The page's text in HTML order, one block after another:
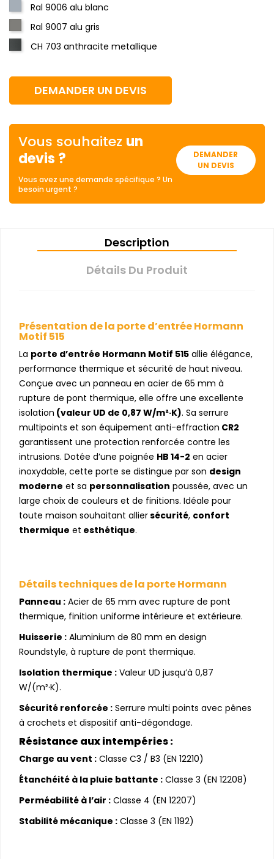
Ral 9006 alu blanc
Ral 9007 alu gris
CH 703 anthracite metallique
DEMANDER UN DEVIS
Vous souhaitez un
devis ?
Vous avez une demande spécifique ? Un
besoin urgent ?
DEMANDER
UN DEVIS
Description
Détails Du Produit
Présentation de la porte d’entrée Hormann
Motif 515
La porte d’entrée Hormann Motif 515 allie élégance,
performance thermique et sécurité de haut niveau.
Conçue avec un panneau en acier de 65 mm à
rupture de pont thermique, elle offre une excellente
isolation (valeur UD de 0,87 W/m²·K). Sa serrure
multipoints et son équipement anti-effraction CR2
garantissent une protection renforcée contre les
intrusions. Dotée d’une poignée HB 14-2 en acier
inoxydable, cette porte se distingue par son design
moderne et sa personnalisation poussée, avec un
large choix de couleurs et de finitions. Idéale pour
toute maison souhaitant alliersécurité, confort
thermique et esthétique.
Détails techniques de la porte Hormann
Panneau : Acier de 65 mm avec rupture de pont
thermique, finition uniforme intérieure et extérieure.
Huisserie : Aluminium de 80 mm en design
Roundstyle, à rupture de pont thermique.
Isolation thermique : Valeur UD jusqu’à 0,87
W/(m²·K).
Sécurité renforcée : Serrure multi points avec pênes
à crochets et dispositif anti-dégondage.
Résistance aux intempéries :
Charge au vent : Classe C3 / B3 (EN 12210)
Étanchéité à la pluie battante : Classe 3 (EN 12208)
Perméabilité à l’air : Classe 4 (EN 12207)
Stabilité mécanique : Classe 3 (EN 1192)